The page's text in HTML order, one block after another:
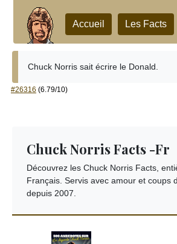
Accueil Les Facts
Chuck Norris sait écrire le Donald.
#26316 (6.79/10)
Chuck Norris Facts -Fr
Découvrez les Chuck Norris Facts,
Français. Servis avec amour et coups
depuis 2007.